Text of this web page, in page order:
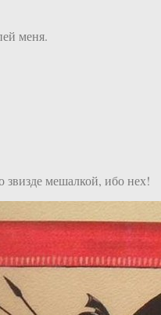
меня.
мешалкой, ибо нех!